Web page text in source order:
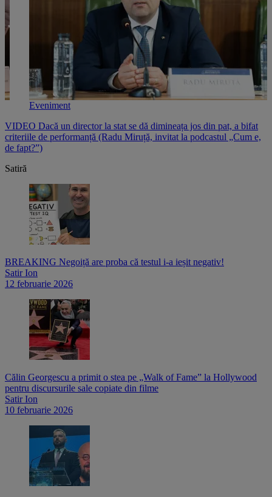
Eveniment
VIDEO Dacă un director la stat se dă dimineața jos din pat, a bifat
criteriile de performanță (Radu Miruță, invitat la podcastul „Cum e,
de fapt?”)
Satiră
BREAKING Negoiță are proba că testul i-a ieșit negativ!
Satir Ion
12 februarie 2026
Călin Georgescu a primit o stea pe „Walk of Fame” la Hollywood
pentru discursurile sale copiate din filme
Satir Ion
10 februarie 2026